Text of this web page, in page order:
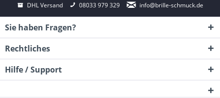
DHL Versand 08033 979 329 info@brille-schmuck.de
Sie haben Fragen?
Rechtliches
Hilfe / Support